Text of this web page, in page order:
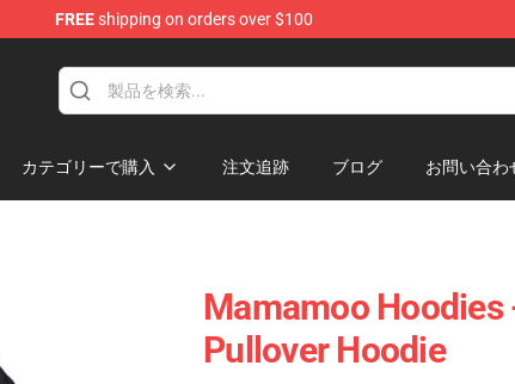
FREEshipping on orders over $100
カテゴリーで購入 注文追跡 ブログ お問い合わ
Mamamoo Hoodies
Pullover Hoodie